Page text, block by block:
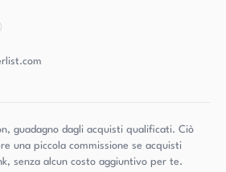
guadagno dagli acquisti qualificati. Ciò
una piccola commissione se acquisti
senza alcun costo aggiuntivo per te.